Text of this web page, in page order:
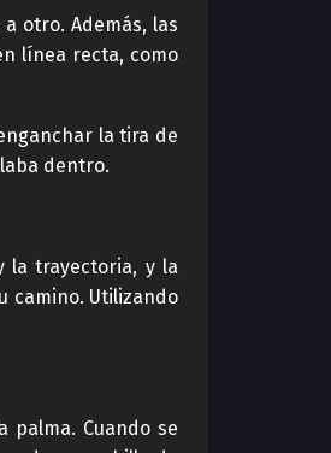
otro. Además, las
línea recta, como
la tira de
dentro.
la trayectoria, y la
camino. Utilizando
palma. Cuando se